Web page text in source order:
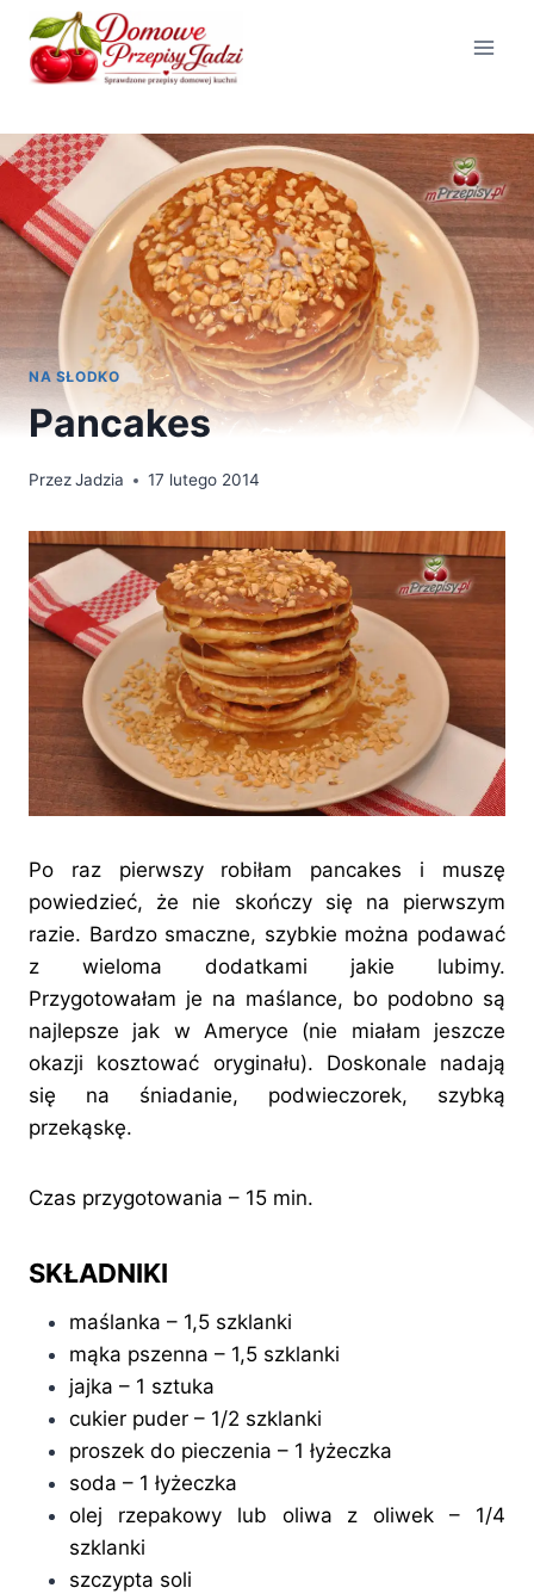
Przejdź
treści
NA SŁODKO
Pancakes
PrzezJadzia 17 lutego 2014
Po raz pierwszy robiłam pancakes i muszę
powiedzieć, że nie skończy się na pierwszym
razie. Bardzo smaczne, szybkie można podawać
z wieloma dodatkami jakie lubimy.
Przygotowałam je na maślance, bo podobno są
najlepsze jak w Ameryce (nie miałam jeszcze
okazji kosztować oryginału). Doskonale nadają
się na śniadanie, podwieczorek, szybką
przekąskę.
Czas przygotowania – 15 min.
SKŁADNIKI
maślanka – 1,5 szklanki
mąka pszenna – 1,5 szklanki
jajka – 1 sztuka
cukier puder – 1/2 szklanki
proszek do pieczenia – 1 łyżeczka
soda – 1 łyżeczka
olej rzepakowy lub oliwa z oliwek – 1/4
szklanki
szczypta soli